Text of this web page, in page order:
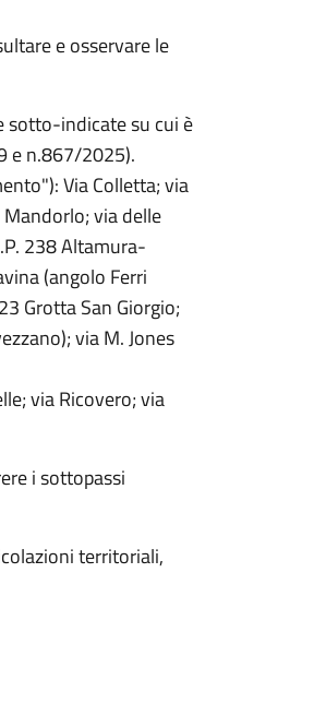
e osservare le
sotto-indicate su cui è
e n.867/2025).
Via Colletta; via
via delle
238 Altamura-
(angolo Ferri
Grotta San Giorgio;
via M. Jones
via Ricovero; via
i sottopassi
territoriali,